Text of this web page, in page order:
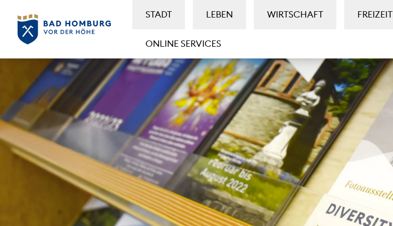
STADT LEBEN WIRTSCHAFT FREIZEIT
ONLINE SERVICES